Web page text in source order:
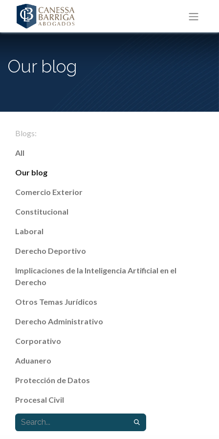
Our blog
Blogs:
All
Our blog
Comercio Exterior
Constitucional
Laboral
Derecho Deportivo
Implicaciones de la Inteligencia Artificial en el
Derecho
Otros Temas Jurídicos
Derecho Administrativo
Corporativo
Aduanero
Protección de Datos
Procesal Civil